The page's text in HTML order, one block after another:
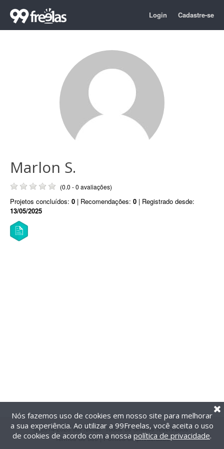
Login Cadastre-se
Marlon S.
(0.0 - 0 avaliações)
Projetos concluídos: 0 | Recomendações: 0 | Registrado desde:
13/05/2025
@2014-2026 99Freelas. Todos os direitos reservados.
Termos de uso| Política de privacidade
Nós fazemos uso de cookies em nosso site para melhorar
a sua experiência. Ao utilizar a 99Freelas, você aceita o uso
de cookies de acordo com a nossa política de privacidade.